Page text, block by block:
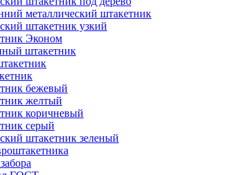
металлический штакетник
штакетник узкий
Эконом
штакетник
бежевый
желтый
коричневый
серый
штакетник зеленый